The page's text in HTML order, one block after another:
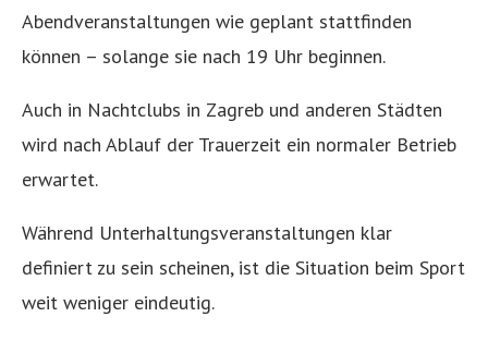
Abendveranstaltungen wie geplant stattfinden
können – solange sie nach 19 Uhr beginnen.
Auch in Nachtclubs in Zagreb und anderen Städten
wird nach Ablauf der Trauerzeit ein normaler Betrieb
erwartet.
Während Unterhaltungsveranstaltungen klar
definiert zu sein scheinen, ist die Situation beim Sport
weit weniger eindeutig.